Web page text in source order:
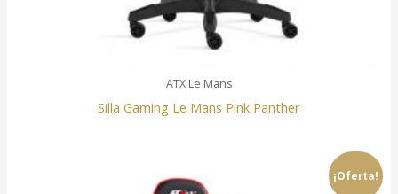
ATX Le Mans
Silla Gaming Le Mans Pink Panther
¡Oferta!